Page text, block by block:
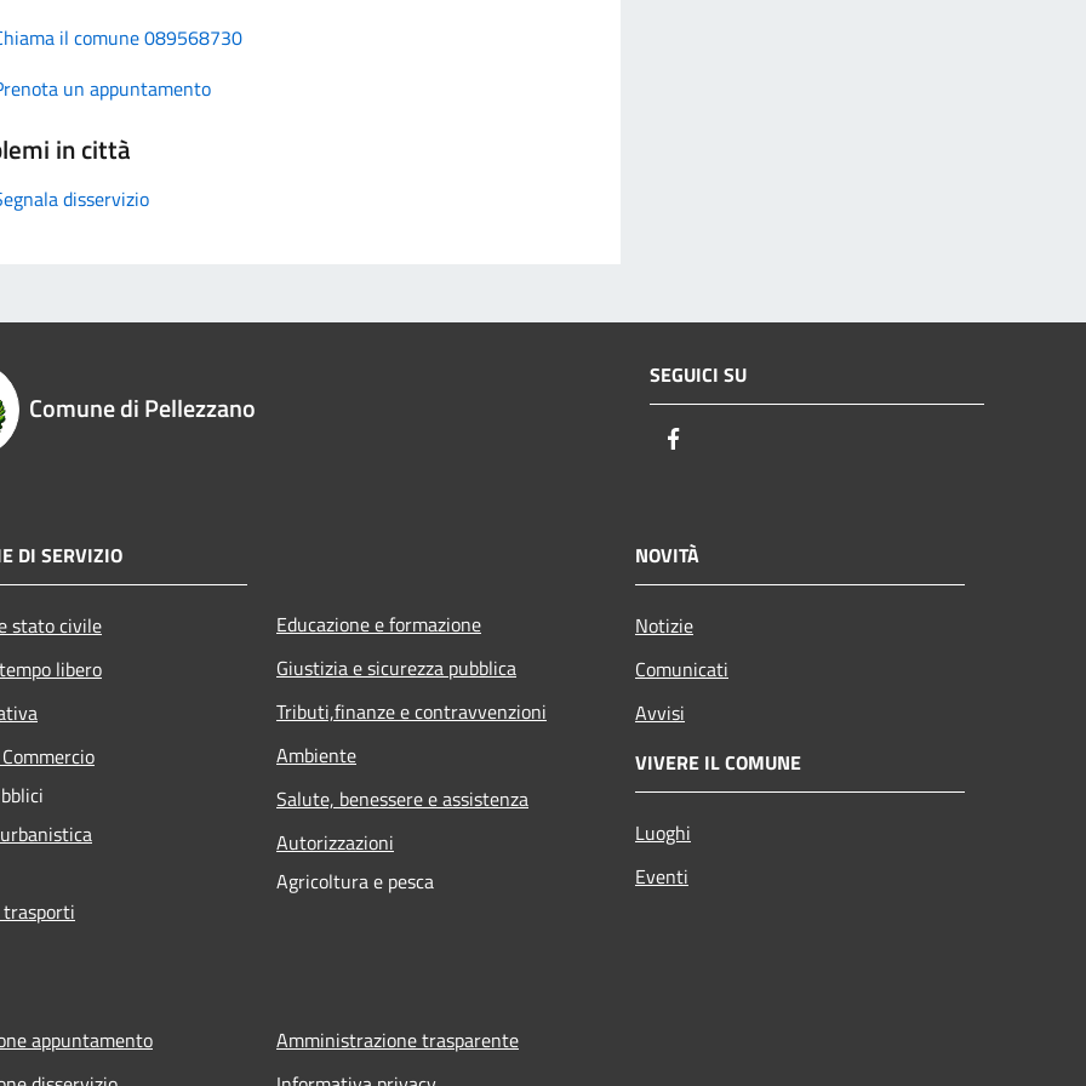
il comune 089568730
un appuntamento
in città
disservizio
Comune di Pellezzano
SEGUICI SU
DI SERVIZIO
stato civile
libero
Educazione e formazione
Giustizia e sicurezza pubblica
Tributi,finanze e contravvenzioni
Ambiente
Salute, benessere e assistenza
Autorizzazioni
Agricoltura e pesca
NOVITÀ
Notizie
Comunicati
Avvisi
VIVERE IL COMUNE
Luoghi
Eventi
appuntamento
Amministrazione trasparente